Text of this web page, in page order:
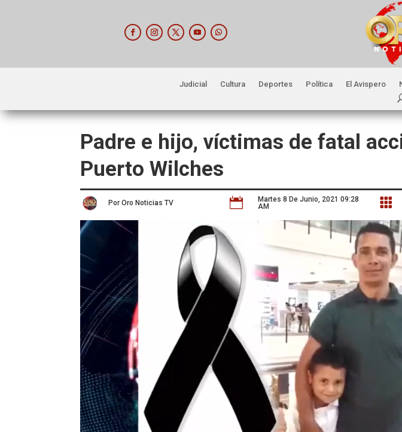
Judicial Cultura Deportes Política El Avispero
Padre e hijo, víctimas de fatal
Puerto Wilches
Por Oro Noticias TV 
Martes 8 De Junio, 2021 09:28
AM
